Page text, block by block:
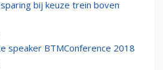
bij keuze trein boven
speaker BTMConference 2018